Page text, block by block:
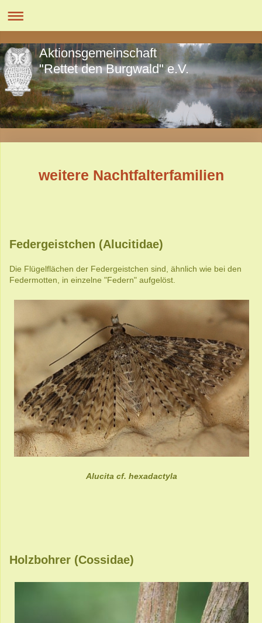
Aktionsgemeinschaft
"Rettet den Burgwald" e.V.
weitere Nachtfalterfamilien
Federgeistchen (Alucitidae)
Die Flügelflächen der Federgeistchen sind, ähnlich wie bei den
Federmotten, in einzelne "Federn" aufgelöst.
Alucita cf. hexadactyla
Holzbohrer (Cossidae)